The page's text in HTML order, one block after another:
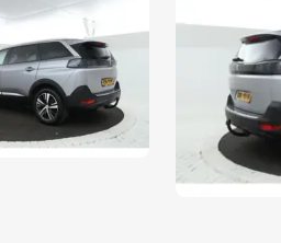
Android Auto
Emergency Braking
in hoogte verstelbaar